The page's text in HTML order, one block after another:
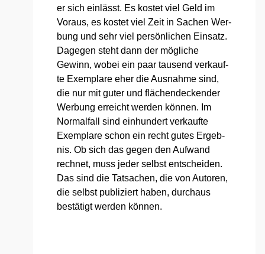
er sich ein­lässt. Es kos­tet viel Geld im
Vor­aus, es kos­tet viel Zeit in Sachen Wer­
bung und sehr viel per­sön­li­chen Ein­satz.
Dage­gen steht dann der mög­li­che
Gewinn, wobei ein paar tau­send ver­kauf­
te Exem­pla­re eher die Aus­nah­me sind,
die nur mit guter und flä­chen­de­cken­der
Wer­bung erreicht wer­den kön­nen. Im
Nor­mal­fall sind ein­hun­dert ver­kauf­te
Exem­pla­re schon ein recht gutes Ergeb­
nis. Ob sich das gegen den Auf­wand
rech­net, muss jeder selbst ent­schei­den.
Das sind die Tat­sa­chen, die von Autoren,
die selbst publi­ziert haben, durch­aus
bestä­tigt wer­den kön­nen.